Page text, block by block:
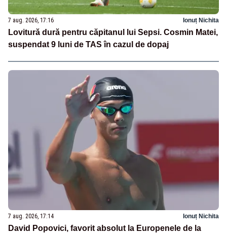
7 aug. 2026, 17:16 Ionuț Nichita
Lovitură dură pentru căpitanul lui Sepsi. Cosmin Matei,
suspendat 9 luni de TAS în cazul de dopaj
7 aug. 2026, 17:14 Ionuț Nichita
David Popovici, favorit absolut la Europenele de la